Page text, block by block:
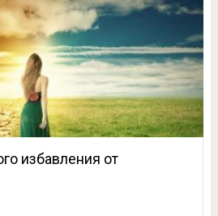
избавления от